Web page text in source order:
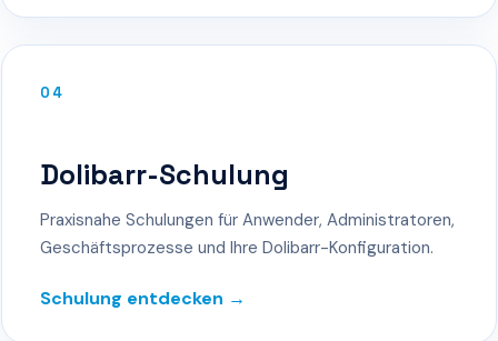
04
Dolibarr-Schulung
Praxisnahe Schulungen für Anwender, Administratoren,
Geschäftsprozesse und Ihre Dolibarr-Konfiguration.
Schulung entdecken →